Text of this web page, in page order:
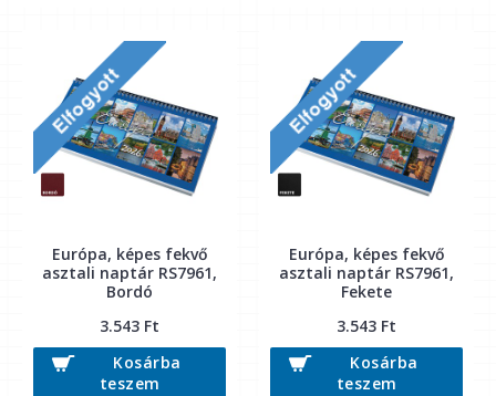
Európa, képes fekvő
asztali naptár RS7961,
Bordó
3.543 Ft
Kosárba
teszem
Európa, képes fekvő
asztali naptár RS7961,
Fekete
3.543 Ft
Kosárba
teszem